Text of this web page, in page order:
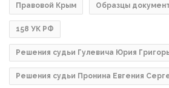
Правовой Крым Образцы
158 УК РФ
Решения судьи Гулевича Юрия
Решения судьи Пронина Евгения